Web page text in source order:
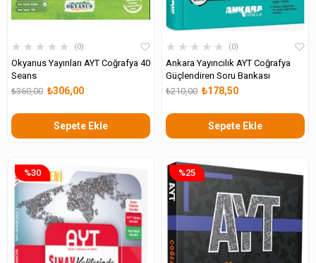
★ ★ ★ ★ ★ 0
Okyanus Yayınları AYT Coğrafya 40
Seans
₺306,00
₺360,00
Sepete Ekle
★ ★ ★ ★ ★ 0
Ankara Yayıncılık AYT Coğrafya
Güçlendiren Soru Bankası
₺178,50
₺210,00
Sepete Ekle
%30 %25